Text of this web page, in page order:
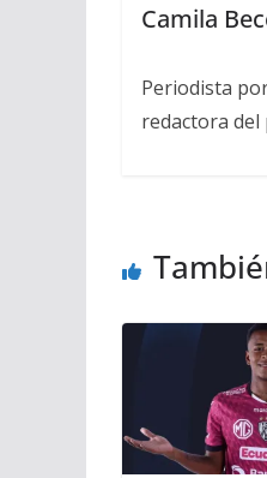
Camila
Periodista
redactora